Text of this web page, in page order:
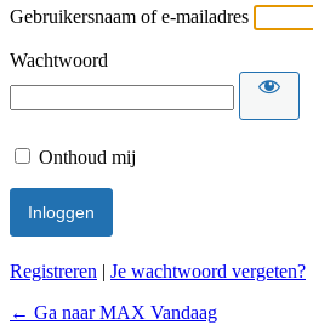
Gebruikersnaam of e-mailadres
Wachtwoord
Onthoud mij
Registreren | Je wachtwoord vergeten?
← Ga naar MAX Vandaag